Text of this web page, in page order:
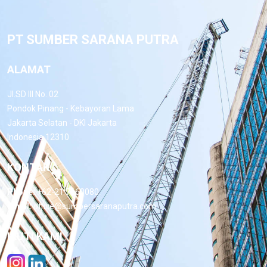
PT SUMBER SARANA PUTRA
ALAMAT
Jl.SD III No. 02
Pondok Pinang - Kebayoran Lama
Jakarta Selatan - DKI Jakarta
Indonesia 12310
KONTAK
Phone: +62-21 7660080
Email:office@sumbersaranaputra.com
IKUTI KAMI